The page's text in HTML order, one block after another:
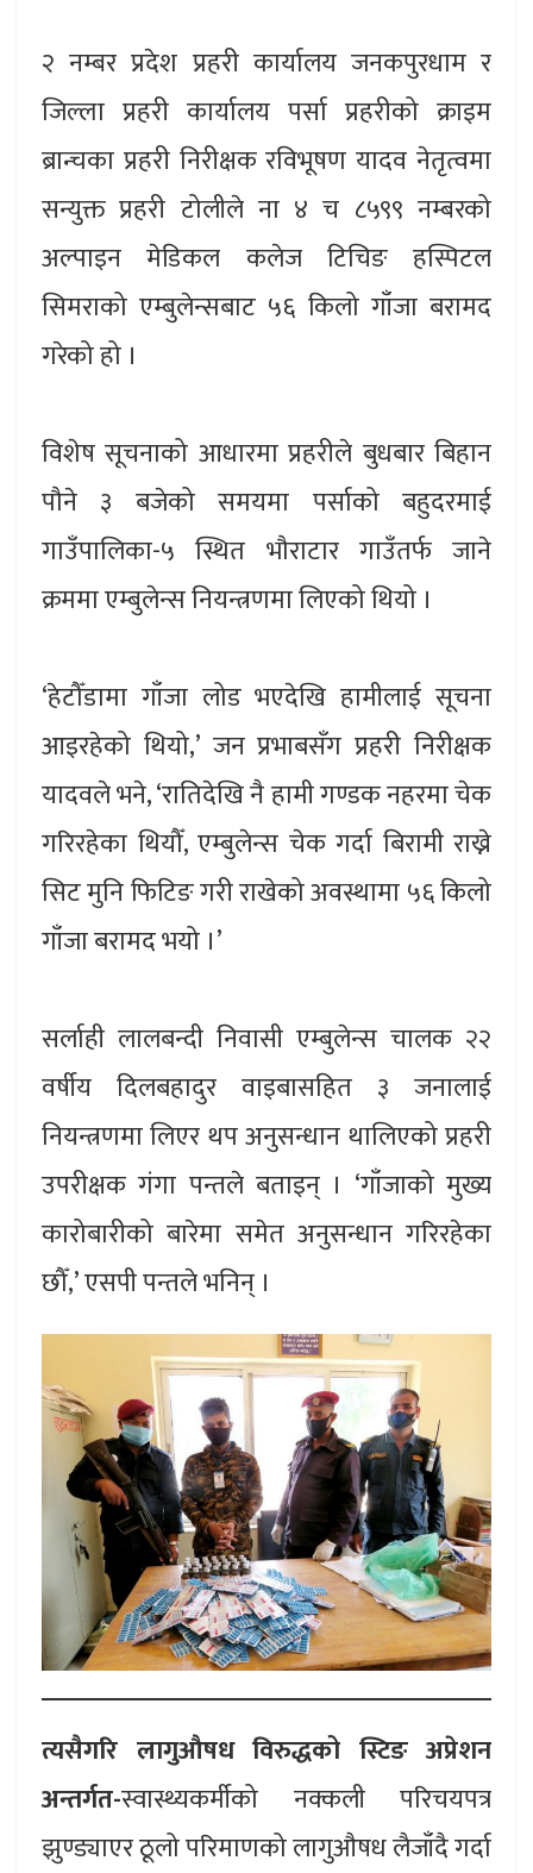
२ नम्बर प्रदेश प्रहरी कार्यालय जनकपुरधाम र
जिल्ला प्रहरी कार्यालय पर्सा प्रहरीको क्राइम
ब्रान्चका प्रहरी निरीक्षक रविभूषण यादव नेतृत्वमा
सन्युक्त प्रहरी टोलीले ना ४ च ८५९९ नम्बरको
अल्पाइन मेडिकल कलेज टिचिङ हस्पिटल
सिमराको एम्बुलेन्सबाट ५६ किलो गाँजा बरामद
गरेको हो ।
विशेष सूचनाको आधारमा प्रहरीले बुधबार बिहान
पौने ३ बजेको समयमा पर्साको बहुदरमाई
गाउँपालिका-५ स्थित भौराटार गाउँतर्फ जाने
क्रममा एम्बुलेन्स नियन्त्रणमा लिएको थियो ।
‘हेटौँडामा गाँजा लोड भएदेखि हामीलाई सूचना
आइरहेको थियो,’ जन प्रभाबसँग प्रहरी निरीक्षक
यादवले भने, ‘रातिदेखि नै हामी गण्डक नहरमा चेक
गरिरहेका थियौँ, एम्बुलेन्स चेक गर्दा बिरामी राख्ने
सिट मुनि फिटिङ गरी राखेको अवस्थामा ५६ किलो
गाँजा बरामद भयो ।’
सर्लाही लालबन्दी निवासी एम्बुलेन्स चालक २२
वर्षीय दिलबहादुर वाइबासहित ३ जनालाई
नियन्त्रणमा लिएर थप अनुसन्धान थालिएको प्रहरी
उपरीक्षक गंगा पन्तले बताइन् । ‘गाँजाको मुख्य
कारोबारीको बारेमा समेत अनुसन्धान गरिरहेका
छौँ,’ एसपी पन्तले भनिन् ।
त्यसैगरि लागुऔषध विरुद्धको स्टिङ अप्रेशन
अन्तर्गत-स्वास्थ्यकर्मीको नक्कली परिचयपत्र
झुण्ड्याएर ठूलो परिमाणको लागुऔषध लैजाँदै गर्दा